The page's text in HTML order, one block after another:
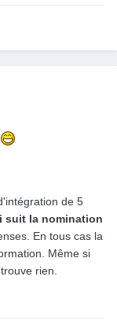
de 5
suit la nomination
En tous cas la
Même si
rien.